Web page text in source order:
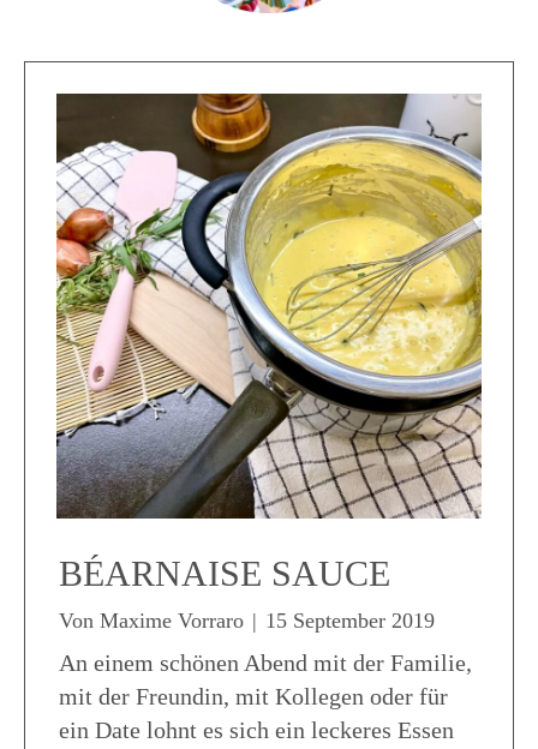
BÉARNAISE SAUCE
Von Maxime Vorraro | 15 September 2019
An einem schönen Abend mit der Familie,
mit der Freundin, mit Kollegen oder für
ein Date lohnt es sich ein leckeres Essen